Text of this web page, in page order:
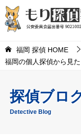
福岡 探偵 HOME
福岡の個人探偵から見
探偵ブロ
Detective Blog